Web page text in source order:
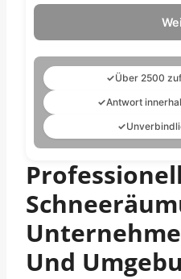
✓Über 2500
✓Antwort
✓
Und